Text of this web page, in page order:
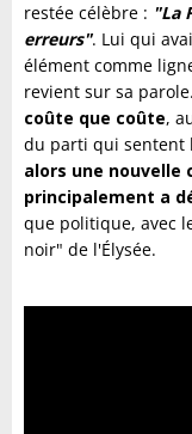
restée célèbre : "La
erreurs". Lui qui
élément comme
revient sur sa parole.
coûte que coûte,
du parti qui sentent
alors une nouvelle
principalement a
que politique, avec
noir" de l'Élysée.